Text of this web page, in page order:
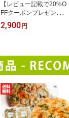
【レビュー記載で20%O
FFクーポンプレゼン
ト!】ミールキット カッ
ト野菜 冷凍 国産 冷凍野
済み 野菜ミックス 根菜
ラーメン用セット 175g×
5袋
2,900円